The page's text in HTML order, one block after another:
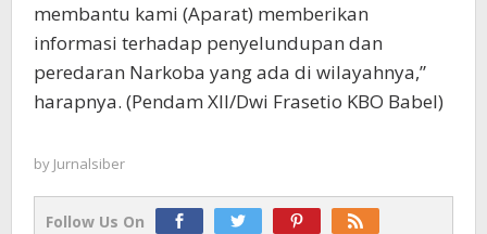
membantu kami (Aparat) memberikan
informasi terhadap penyelundupan dan
peredaran Narkoba yang ada di wilayahnya,”
harapnya. (Pendam XII/Dwi Frasetio KBO Babel)
by Jurnalsiber
Follow Us On